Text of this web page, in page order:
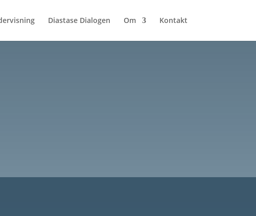
Diastase Dialogen Om Kontakt